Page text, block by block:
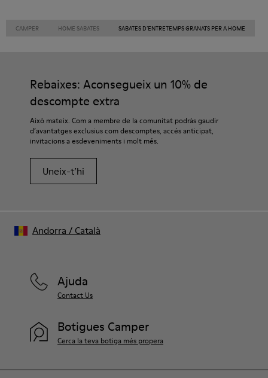
CAMPER HOME SABATES SABATES D’ENTRETEMPS GRANATS PER A HOME
Rebaixes: Aconsegueix un 10% de
descompte extra
Això mateix. Com a membre de la comunitat podràs gaudir
d’avantatges exclusius com descomptes, accés anticipat,
invitacions a esdeveniments i molt més.
Uneix-t’hi
Ajuda
Contact Us
Botigues Camper
Cerca la teva botiga més propera
Andorra / Català